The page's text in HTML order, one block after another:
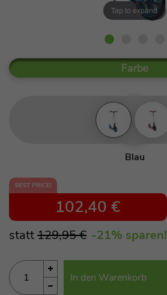
Tap to expand
Farbe
Blau
BEST PRICE!
102,40 €
statt129,95 € -21% sparen!
In den Warenkorb